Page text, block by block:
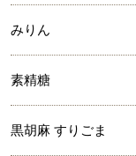
みりん
素精糖
黒胡麻 すりごま